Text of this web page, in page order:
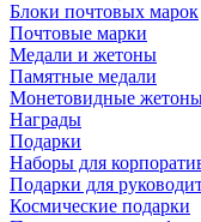
Блоки почтовых марок
Почтовые марки
Медали и жетоны
Памятные медали
Монетовидные
Награды
Подарки
Наборы для
Подарки для
Космические подарки